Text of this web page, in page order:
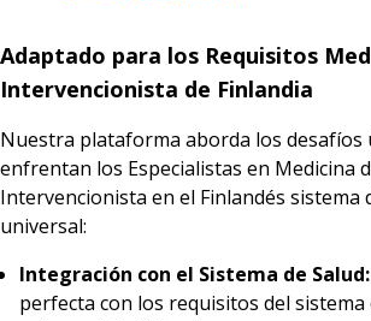
Adaptado para los Requisitos
Intervencionista de Finlandia
Nuestra plataforma aborda los desafíos
enfrentan los Especialistas en Medicina
Intervencionista en el Finlandés sistema
universal:
Integración con el Sistema de Salud:
perfecta con los requisitos del sistema